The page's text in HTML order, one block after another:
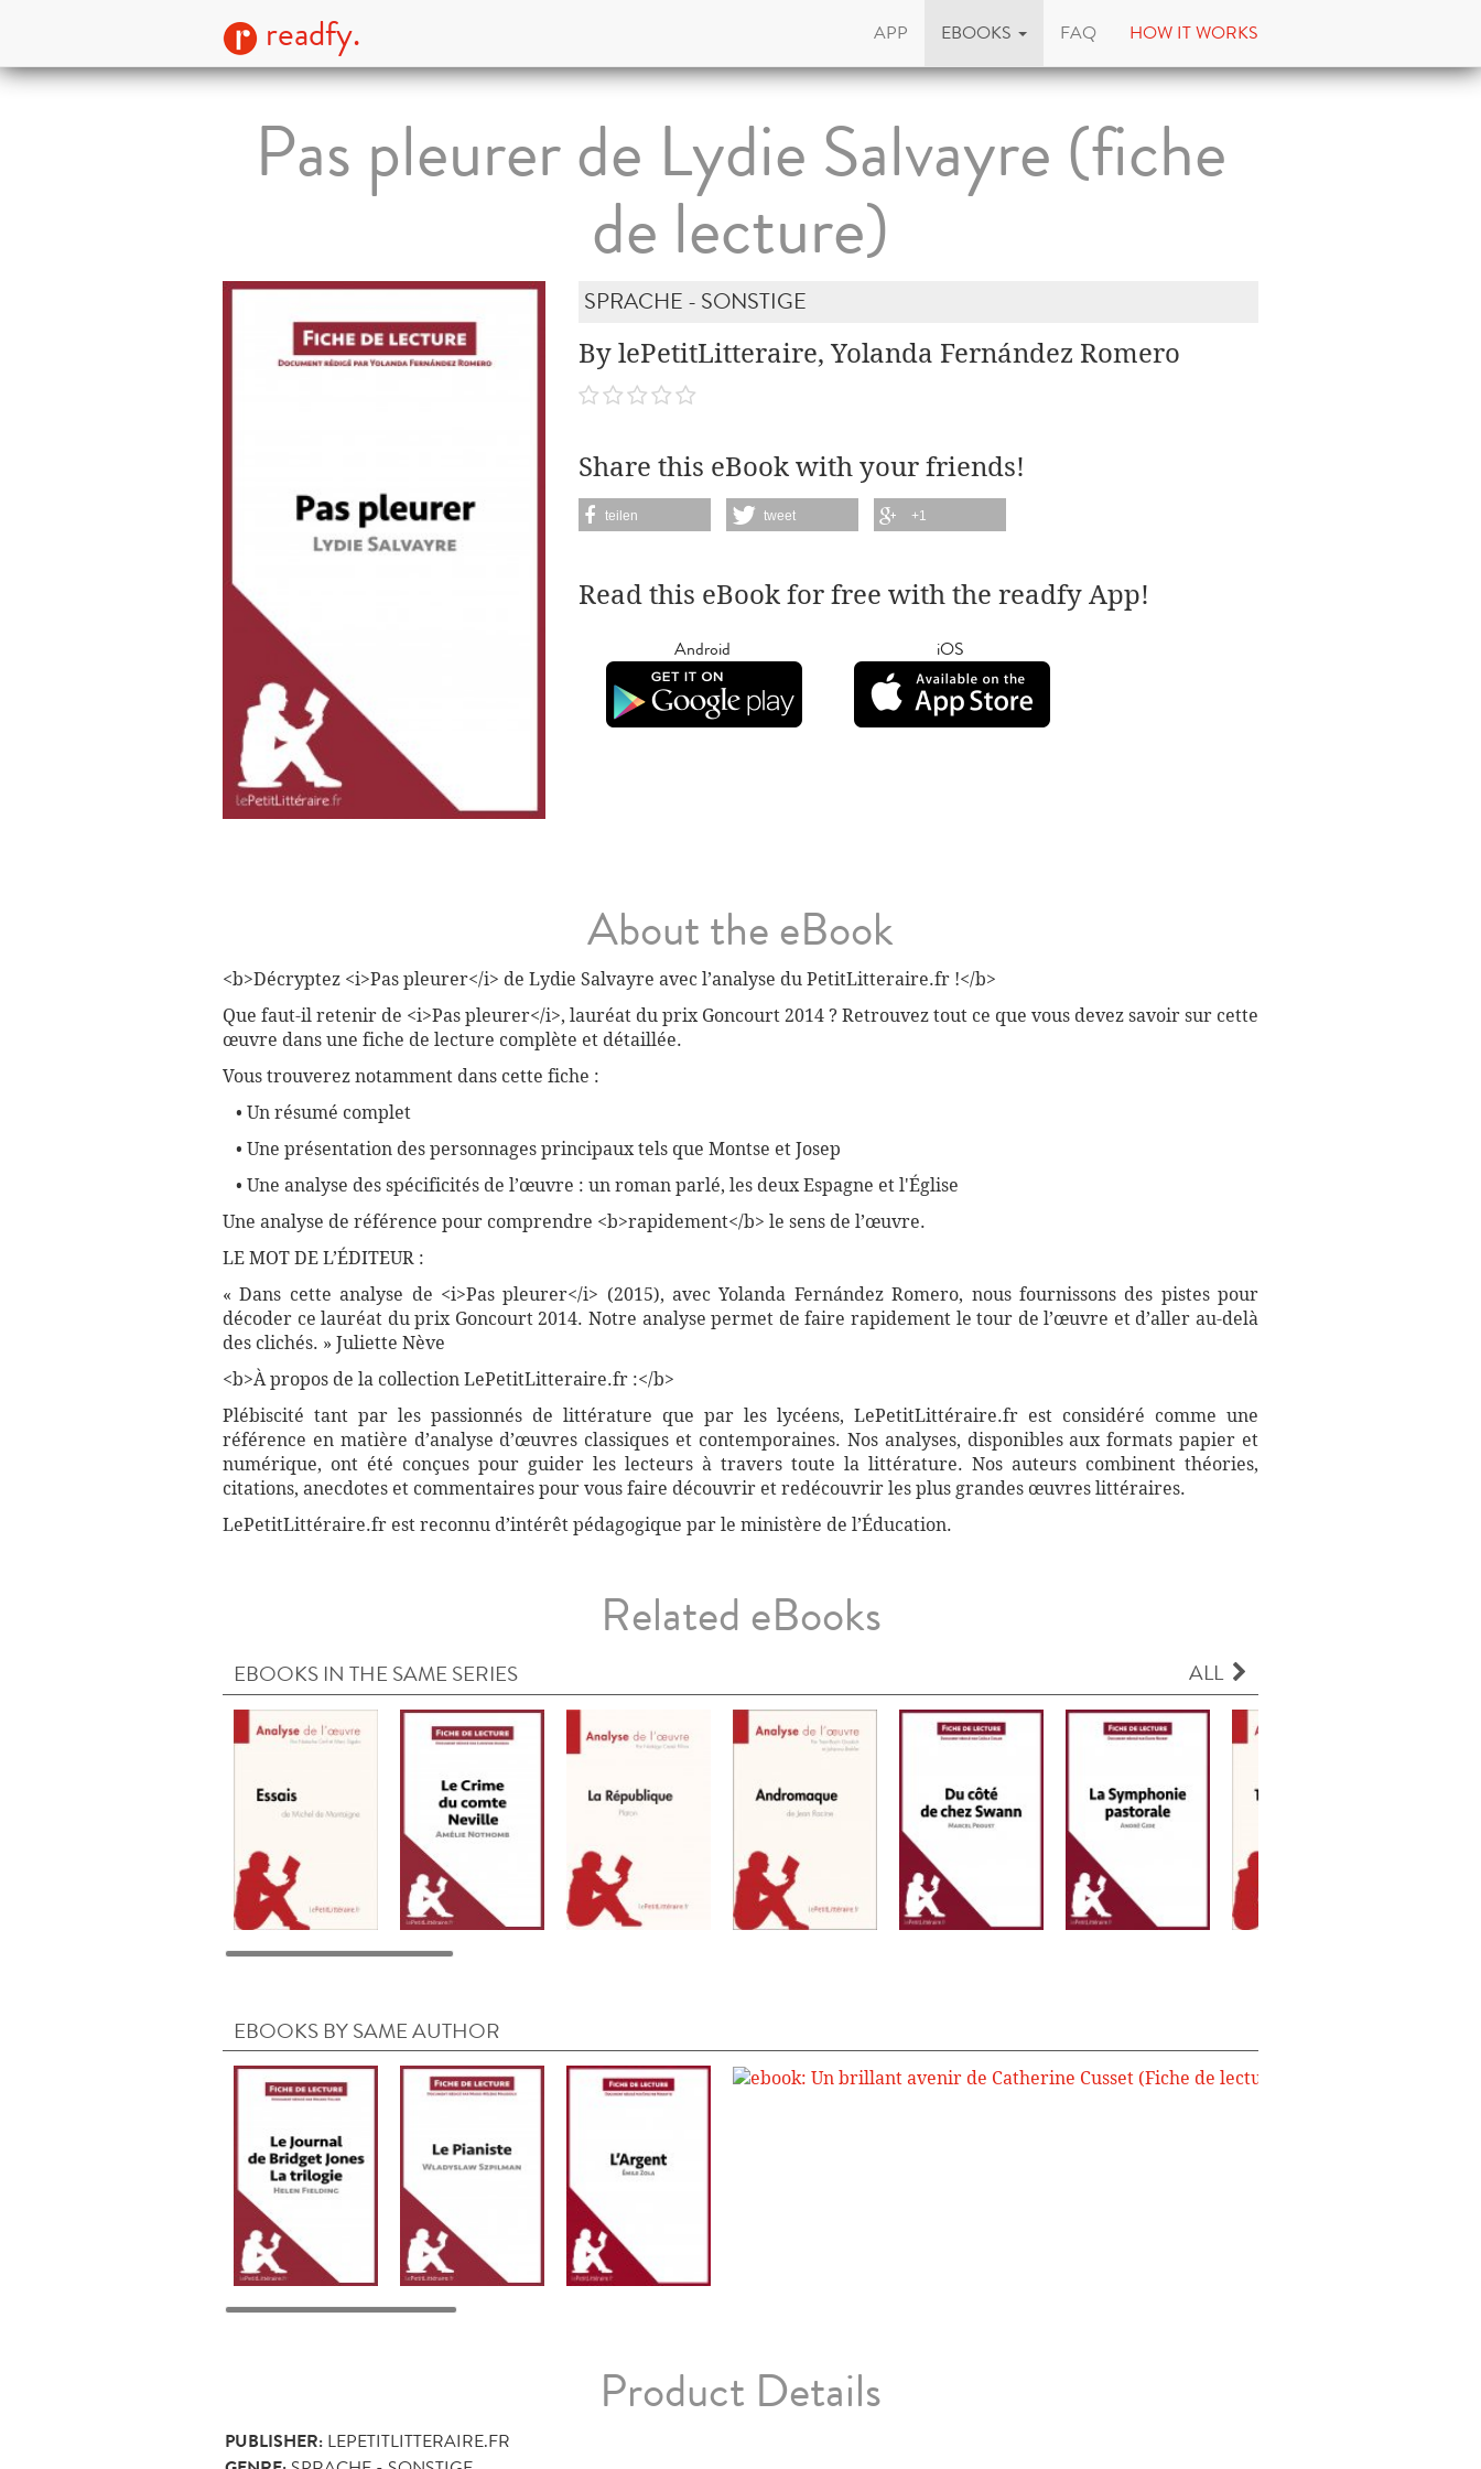
readfy. APP EBOOKS FAQ HOW IT WORKS
Pas pleurer de Lydie Salvayre (fiche
de lecture)
SPRACHE - SONSTIGE
By lePetitLitteraire, Yolanda Fernández Romero
Share this eBook with your friends!
teilen tweet +1
Read this eBook for free with the readfy App!
Android iOS
About the eBook
<b>Décryptez <i>Pas pleurer</i> de Lydie Salvayre avec l’analyse du PetitLitteraire.fr !</b>
Que faut-il retenir de <i>Pas pleurer</i>, lauréat du prix Goncourt 2014 ? Retrouvez tout ce que vous devez savoir sur cette
œuvre dans une fiche de lecture complète et détaillée.
Vous trouverez notamment dans cette fiche :
• Un résumé complet
• Une présentation des personnages principaux tels que Montse et Josep
• Une analyse des spécificités de l’œuvre : un roman parlé, les deux Espagne et l'Église
Une analyse de référence pour comprendre <b>rapidement</b> le sens de l’œuvre.
LE MOT DE L’ÉDITEUR :
« Dans cette analyse de <i>Pas pleurer</i> (2015), avec Yolanda Fernández Romero, nous fournissons des pistes pour
décoder ce lauréat du prix Goncourt 2014. Notre analyse permet de faire rapidement le tour de l’œuvre et d’aller au-delà
des clichés. » Juliette Nève
<b>À propos de la collection LePetitLitteraire.fr :</b>
Plébiscité tant par les passionnés de littérature que par les lycéens, LePetitLittéraire.fr est considéré comme une
référence en matière d’analyse d’œuvres classiques et contemporaines. Nos analyses, disponibles aux formats papier et
numérique, ont été conçues pour guider les lecteurs à travers toute la littérature. Nos auteurs combinent théories,
citations, anecdotes et commentaires pour vous faire découvrir et redécouvrir les plus grandes œuvres littéraires.
LePetitLittéraire.fr est reconnu d’intérêt pédagogique par le ministère de l’Éducation.
Related eBooks
EBOOKS IN THE SAME SERIES ALL
EBOOKS BY SAME AUTHOR
Product Details
PUBLISHER: LEPETITLITTERAIRE.FR